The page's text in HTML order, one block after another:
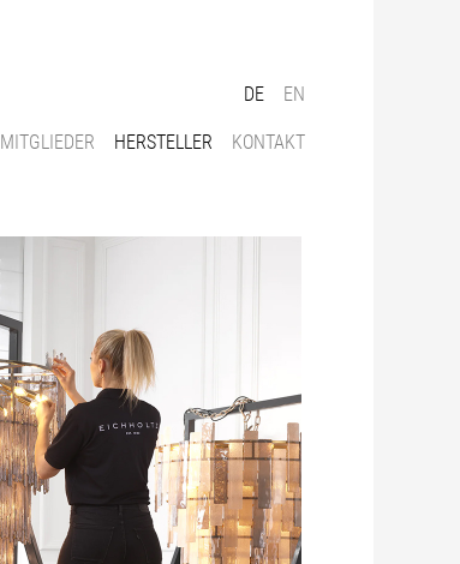
DE EN
MITGLIEDER HERSTELLER KONTAKT